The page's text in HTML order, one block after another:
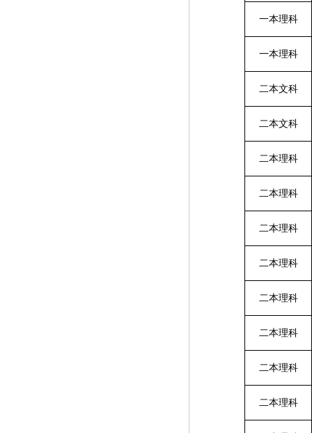
一本理科
一本理科
二本文科
二本文科
二本理科
二本理科
二本理科
二本理科
二本理科
二本理科
二本理科
二本理科